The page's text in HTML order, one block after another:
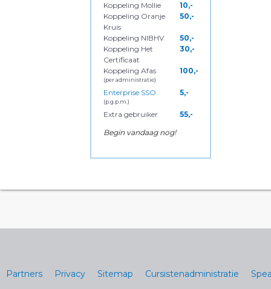
Koppeling Mollie
10,-
Koppeling Oranje
Kruis
50,-
Koppeling NIBHV
50,-
Koppeling Het
Certificaat
30,-
Koppeling Afas
(per administratie)
100,-
Enterprise SSO
(p.g.p.m.)
5,-
Extra gebruiker
55,-
Begin vandaag nog!
Partners Privacy Sitemap Cursistenadministratie